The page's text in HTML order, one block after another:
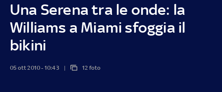
Una Serena tra le onde: la
Williams a Miami sfoggia il
bikini
05 ott 2010 - 10:43 12 foto